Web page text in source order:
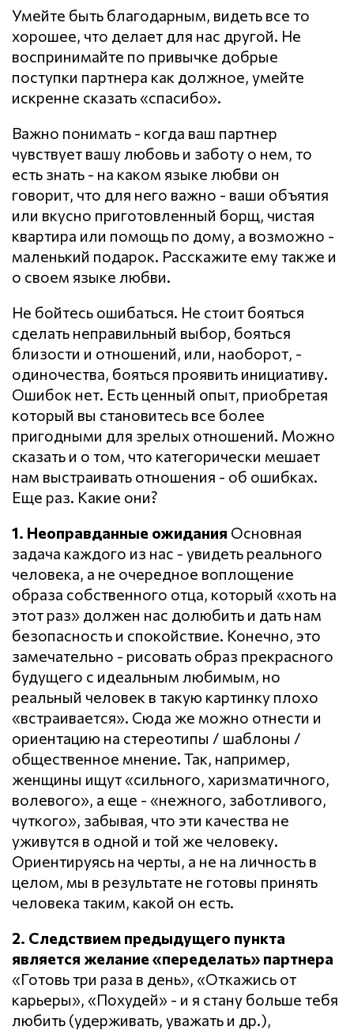
Умейте быть благодарным, видеть все то
хорошее, что делает для нас другой. Не
воспринимайте по привычке добрые
поступки партнера как должное, умейте
искренне сказать «спасибо».
Важно понимать - когда ваш партнер
чувствует вашу любовь и заботу о нем, то
есть знать - на каком языке любви он
говорит, что для него важно - ваши объятия
или вкусно приготовленный борщ, чистая
квартира или помощь по дому, а возможно -
маленький подарок. Расскажите ему также и
о своем языке любви.
Не бойтесь ошибаться. Не стоит бояться
сделать неправильный выбор, бояться
близости и отношений, или, наоборот, -
одиночества, бояться проявить инициативу.
Ошибок нет. Есть ценный опыт, приобретая
который вы становитесь все более
пригодными для зрелых отношений. Можно
сказать и о том, что категорически мешает
нам выстраивать отношения - об ошибках.
Еще раз. Какие они?
1. Неоправданные ожидания Основная
задача каждого из нас - увидеть реального
человека, а не очередное воплощение
образа собственного отца, который «хоть на
этот раз» должен нас долюбить и дать нам
безопасность и спокойствие. Конечно, это
замечательно - рисовать образ прекрасного
будущего с идеальным любимым, но
реальный человек в такую картинку плохо
«встраивается». Сюда же можно отнести и
ориентацию на стереотипы / шаблоны /
общественное мнение. Так, например,
женщины ищут «сильного, харизматичного,
волевого», а еще - «нежного, заботливого,
чуткого», забывая, что эти качества не
уживутся в одной и той же человеку.
Ориентируясь на черты, а не на личность в
целом, мы в результате не готовы принять
человека таким, какой он есть.
2. Следствием предыдущего пункта
является желание «переделать» партнера
«Готовь три раза в день», «Откажись от
карьеры», «Похудей» - и я стану больше тебя
любить (удерживать, уважать и др.),